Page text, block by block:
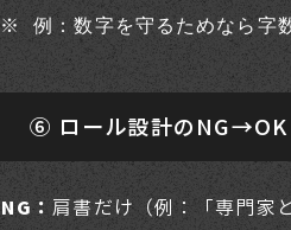
※ 例：数字を守るためなら字
⑥ ロール設計のNG→OK
NG： 肩書だけ（例：「専門家